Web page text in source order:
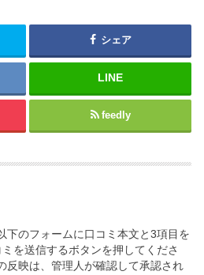
シェア
feedly
下のフォームに口コミ本文と3項目を
を送信するボタンを押してくださ
反映は、管理人が確認して承認され